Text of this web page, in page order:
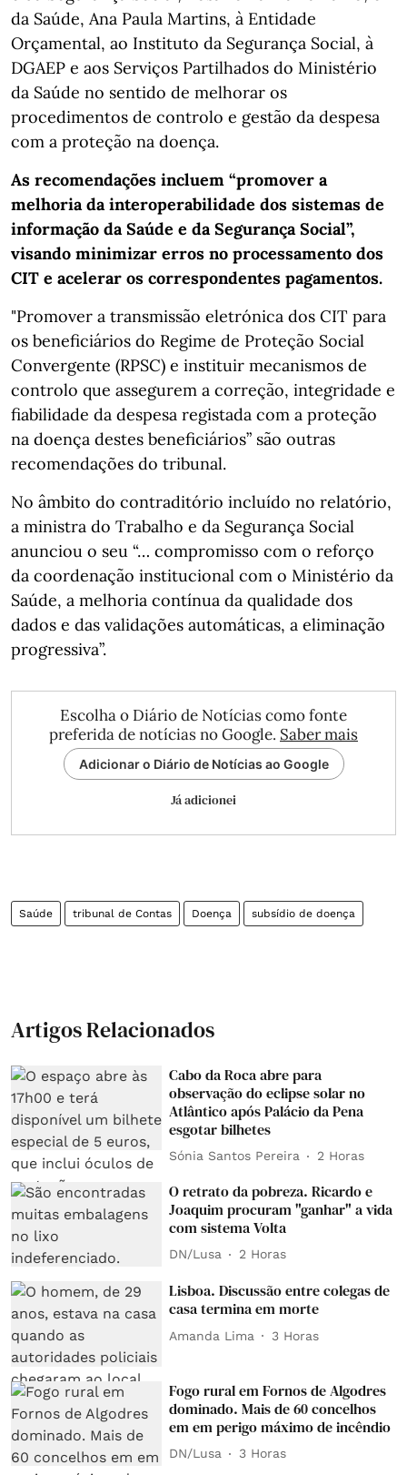
da Saúde, Ana Paula Martins, à Entidade
Orçamental, ao Instituto da Segurança Social, à
DGAEP e aos Serviços Partilhados do Ministério
da Saúde no sentido de melhorar os
procedimentos de controlo e gestão da despesa
com a proteção na doença.
As recomendações incluem “promover a
melhoria da interoperabilidade dos sistemas de
informação da Saúde e da Segurança Social”,
visando minimizar erros no processamento dos
CIT e acelerar os correspondentes pagamentos.
"Promover a transmissão eletrónica dos CIT para
os beneficiários do Regime de Proteção Social
Convergente (RPSC) e instituir mecanismos de
controlo que assegurem a correção, integridade e
fiabilidade da despesa registada com a proteção
na doença destes beneficiários” são outras
recomendações do tribunal.
No âmbito do contraditório incluído no relatório,
a ministra do Trabalho e da Segurança Social
anunciou o seu “… compromisso com o reforço
da coordenação institucional com o Ministério da
Saúde, a melhoria contínua da qualidade dos
dados e das validações automáticas, a eliminação
progressiva”.
Escolha o Diário de Notícias como fonte
preferida de notícias no Google. Saber mais
Adicionar o Diário de Notícias ao Google
Já adicionei
Saúde tribunal de Contas Doença subsídio de doença
Artigos Relacionados
Cabo da Roca abre para
observação do eclipse solar no
Atlântico após Palácio da Pena
esgotar bilhetes
Sónia Santos Pereira 2 Horas
O retrato da pobreza. Ricardo e
Joaquim procuram "ganhar" a vida
com sistema Volta
DN/Lusa 2 Horas
Lisboa. Discussão entre colegas de
casa termina em morte
Amanda Lima 3 Horas
Fogo rural em Fornos de Algodres
dominado. Mais de 60 concelhos
em em perigo máximo de incêndio
DN/Lusa 3 Horas